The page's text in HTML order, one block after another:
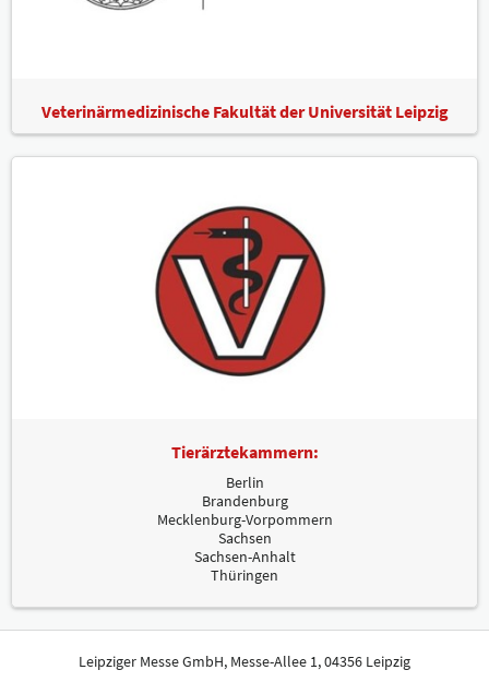
Veterinärmedizinische Fakultät der Universität Leipzig
Tierärztekammern:
Berlin
Brandenburg
Mecklenburg-Vorpommern
Sachsen
Sachsen-Anhalt
Thüringen
Leipziger Messe GmbH, Messe-Allee 1, 04356 Leipzig